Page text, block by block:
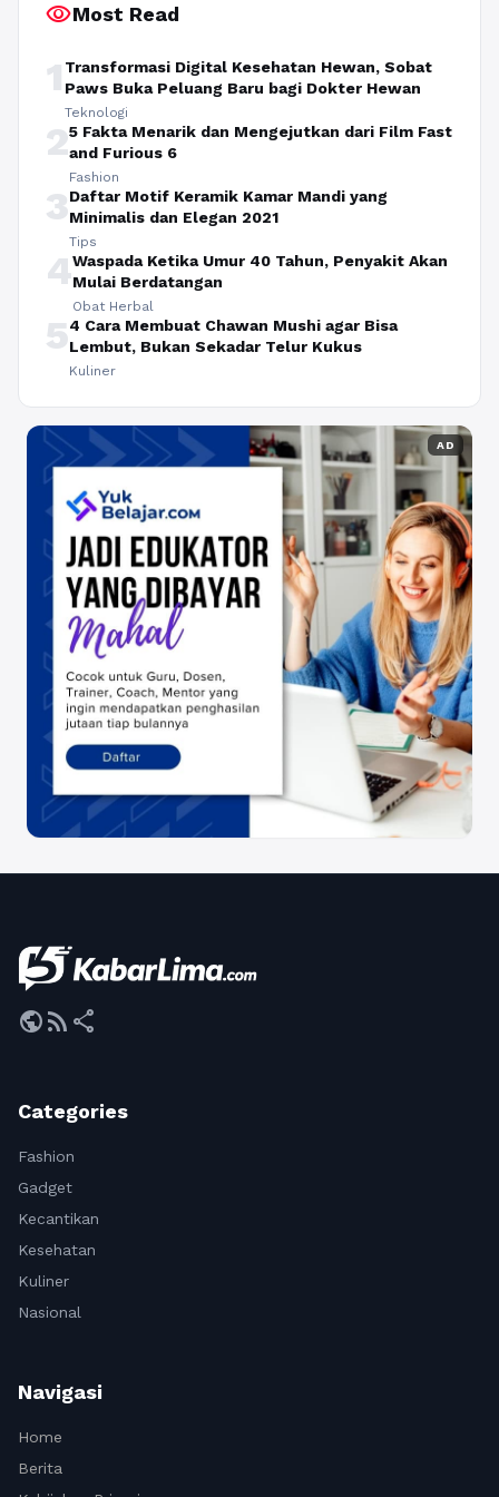
visibilityMost Read
1 Transformasi Digital Kesehatan Hewan, Sobat
Paws Buka Peluang Baru bagi Dokter Hewan
Teknologi
25 Fakta Menarik dan Mengejutkan dari Film Fast
and Furious 6
Fashion
3Daftar Motif Keramik Kamar Mandi yang
Minimalis dan Elegan 2021
Tips
4Waspada Ketika Umur 40 Tahun, Penyakit Akan
Mulai Berdatangan
Obat Herbal
54 Cara Membuat Chawan Mushi agar Bisa
Lembut, Bukan Sekadar Telur Kukus
Kuliner
AD
publicrss_feed share
Categories
Fashion
Gadget
Kecantikan
Kesehatan
Kuliner
Nasional
Navigasi
Home
Berita